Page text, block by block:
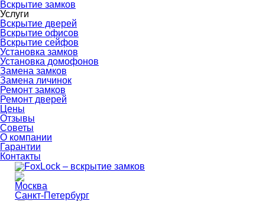
Вскрытие замков
Услуги
Вскрытие дверей
Вскрытие офисов
Вскрытие сейфов
Установка замков
Установка домофонов
Замена замков
Замена личинок
Ремонт замков
Ремонт дверей
Цены
Отзывы
Советы
О компании
Гарантии
Контакты
Москва
Санкт-Петербург